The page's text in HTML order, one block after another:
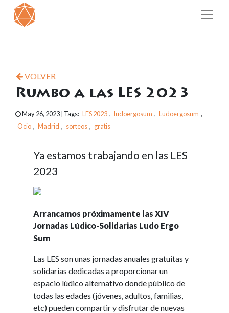
VOLVER
Rumbo a las LES 2023
May 26, 2023 | Tags: LES 2023 , ludoergosum , Ludoergosum ,
Ocio , Madrid , sorteos , gratis
Ya estamos trabajando en las LES
2023
Arrancamos próximamente las XIV
Jornadas Lúdico-Solidarias Ludo Ergo
Sum
Las LES son unas jornadas anuales gratuitas y
solidarias dedicadas a proporcionar un
espacio lúdico alternativo donde público de
todas las edades (jóvenes, adultos, familias,
etc) pueden compartir y disfrutar de nuevas